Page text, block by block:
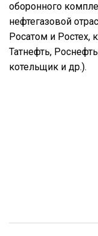
оборонного
нефтегазовой
Росатом и Ростех,
Татнефть,
котельщик и др.).